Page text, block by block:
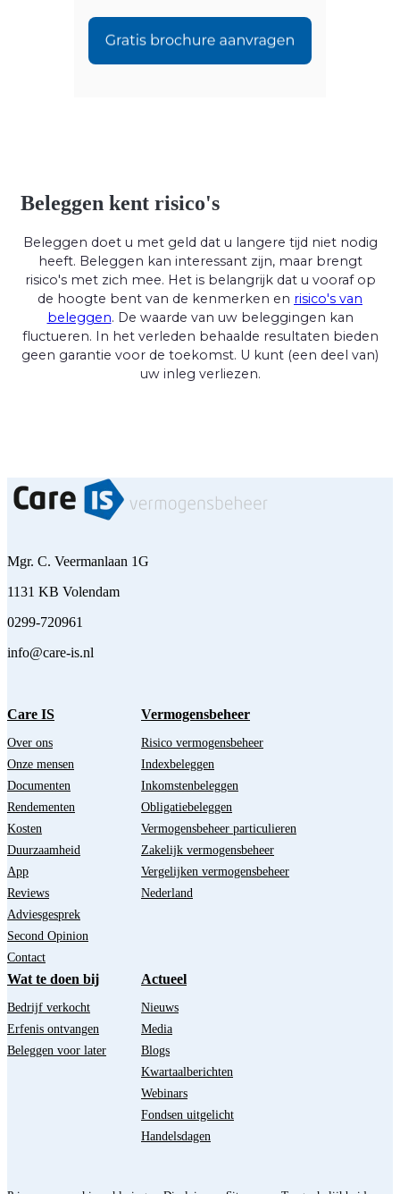
Beleggen kent risico's
Beleggen doet u met geld dat u langere tijd niet nodig
heeft. Beleggen kan interessant zijn, maar brengt
risico's met zich mee. Het is belangrijk dat u vooraf op
de hoogte bent van de kenmerken en risico's van
beleggen. De waarde van uw beleggingen kan
fluctueren. In het verleden behaalde resultaten bieden
geen garantie voor de toekomst. U kunt (een deel van)
uw inleg verliezen.
Mgr. C. Veermanlaan 1G
1131 KB Volendam
0299-720961
info@care-is.nl
Care IS
Over ons
Onze mensen
Documenten
Rendementen
Kosten
Duurzaamheid
App
Reviews
Adviesgesprek
Second Opinion
Contact
Vermogensbeheer
Risico vermogensbeheer
Indexbeleggen
Inkomstenbeleggen
Obligatiebeleggen
Vermogensbeheer particulieren
Zakelijk vermogensbeheer
Vergelijken vermogensbeheer
Nederland
Wat te doen bij
Bedrijf verkocht
Erfenis ontvangen
Beleggen voor later
Actueel
Nieuws
Media
Blogs
Kwartaalberichten
Webinars
Fondsen uitgelicht
Handelsdagen